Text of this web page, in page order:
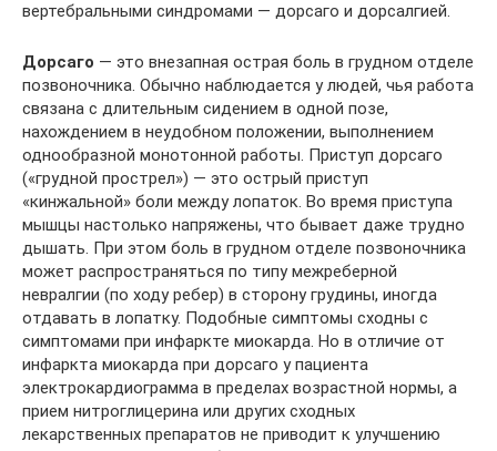
вертебральными синдромами — дорсаго и дорсалгией.
Дорсаго — это внезапная острая боль в грудном отделе
позвоночника. Обычно наблюдается у людей, чья работа
связана с длительным сидением в одной позе,
нахождением в неудобном положении, выполнением
однообразной монотонной работы. Приступ дорсаго
(«грудной прострел») — это острый приступ
«кинжальной» боли между лопаток. Во время приступа
мышцы настолько напряжены, что бывает даже трудно
дышать. При этом боль в грудном отделе позвоночника
может распространяться по типу межреберной
невралгии (по ходу ребер) в сторону грудины, иногда
отдавать в лопатку. Подобные симптомы сходны с
симптомами при инфаркте миокарда. Но в отличие от
инфаркта миокарда при дорсаго у пациента
электрокардиограмма в пределах возрастной нормы, а
прием нитроглицерина или других сходных
лекарственных препаратов не приводит к улучшению